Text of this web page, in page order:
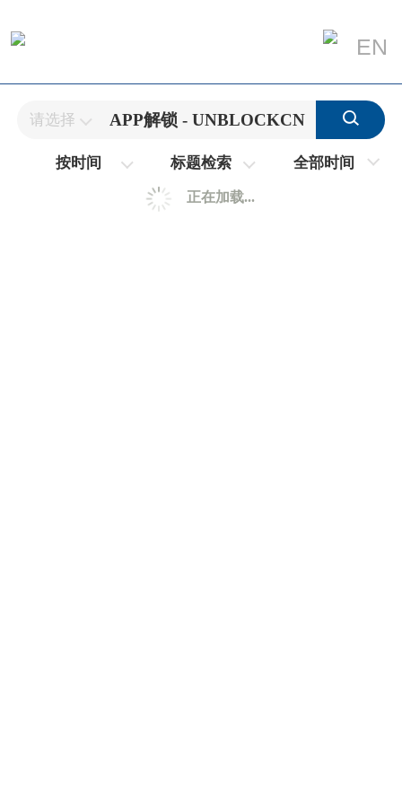
EN
请选择
按时间 标题检索 全部时间
正在加载...